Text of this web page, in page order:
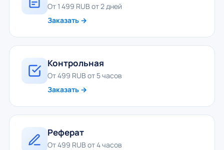
От 1 499 RUB от 2 дней
Заказать →
Контрольная
От 499 RUB от 5 часов
Заказать →
Реферат
От 499 RUB от 4 часов